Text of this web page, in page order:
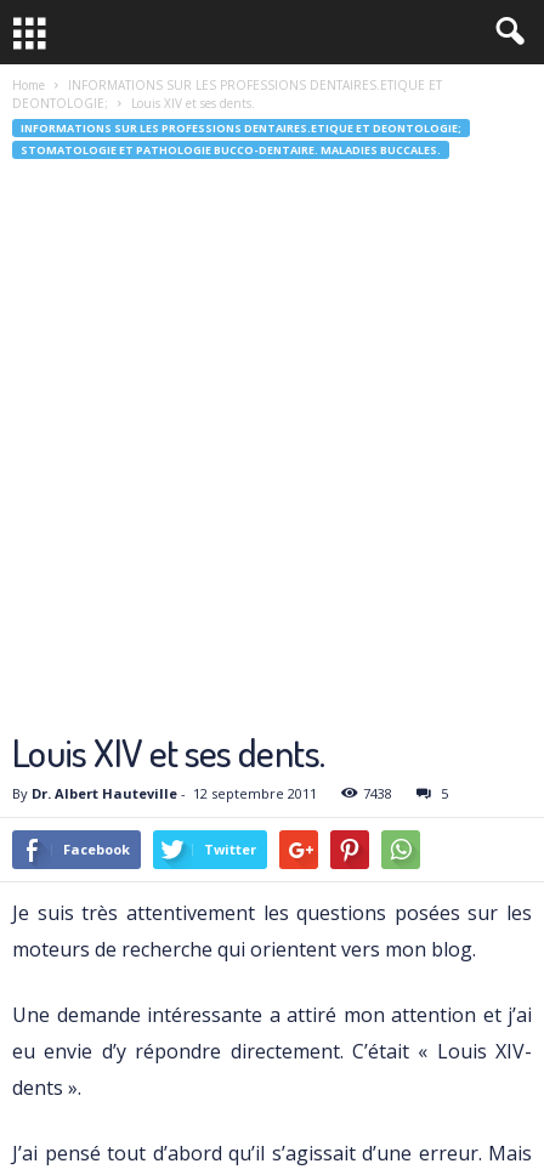
Home
INFORMATIONS SUR LES PROFESSIONS DENTAIRES.ETIQUE ET
DEONTOLOGIE;
Louis XIV et ses dents.
INFORMATIONS SUR LES PROFESSIONS DENTAIRES.ETIQUE ET DEONTOLOGIE;
STOMATOLOGIE ET PATHOLOGIE BUCCO-DENTAIRE. MALADIES BUCCALES.
Louis XIV et ses dents.
By Dr. Albert Hauteville - 12 septembre 2011 7438 5
Facebook Twitter
Je suis très attentivement les questions posées sur les
moteurs de recherche qui orientent vers mon blog.
Une demande intéressante a attiré mon attention et j’ai
eu envie d’y répondre directement. C’était « Louis XIV-
dents ».
J’ai pensé tout d’abord qu’il s’agissait d’une erreur. Mais